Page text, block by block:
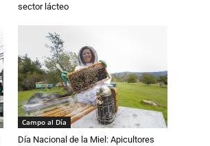
sector lácteo
Campo al Día
Día Nacional de la Miel: Apicultores